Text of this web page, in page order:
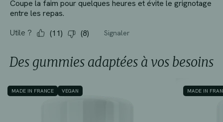
Des gummies adaptées à vos besoins
MADE IN FRANCE VEGAN MADE IN